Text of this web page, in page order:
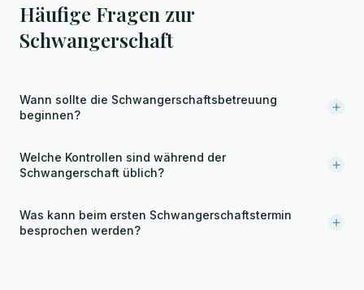
Häufige Fragen zur
Schwangerschaft
Wann sollte die Schwangerschaftsbetreuung
beginnen?
Welche Kontrollen sind während der
Schwangerschaft üblich?
Was kann beim ersten Schwangerschaftstermin
besprochen werden?